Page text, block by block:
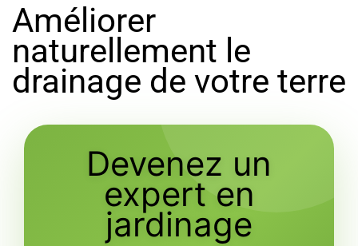
Améliorer
naturellement le
drainage de votre terre
Devenez un
expert en
jardinage